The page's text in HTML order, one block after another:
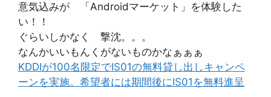
意気込みが 「Androidマーケット」を体験した
い！！
ぐらいしかなく 撃沈。。。
なんかいいもんくがないものかなぁぁぁ
KDDIが100名限定でIS01の無料貸し出しキャンペ
ーンを実施。希望者には期間後にIS01を無料進呈